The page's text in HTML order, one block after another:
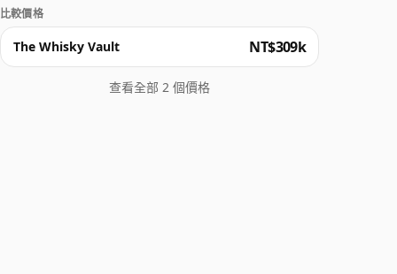
比較價格
The Whisky Vault NT$309k
查看全部 2 個價格